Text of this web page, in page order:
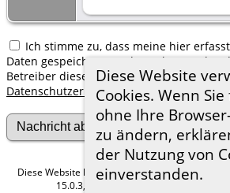
Diese Website
Cookies. Wenn
ohne Ihre
zu ändern,
der Nutzung von
einverstanden.
Ich stimme zu, dass meine hier
Daten gespeichert werden. Ich verstehe,
Betreiber dieser Website bitten kann,
Datenschutzerklärung
Diese Website läuft mitThe Next Generation of
15.0.3, programmiert von Darrin